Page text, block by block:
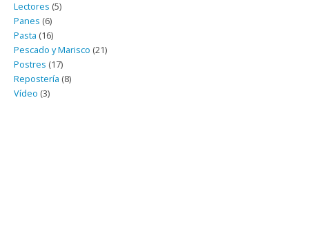
Lectores (5)
Panes (6)
Pasta (16)
Pescado y Marisco (21)
Postres (17)
Repostería (8)
Vídeo (3)